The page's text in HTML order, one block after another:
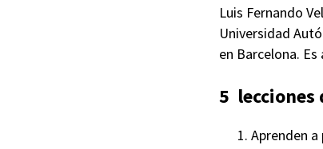
Luis Fernando
Universidad
en Barcelona.
5 lecciones
Aprenden